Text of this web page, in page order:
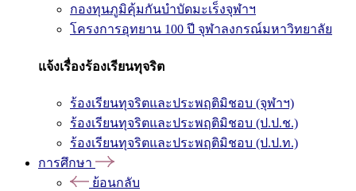
กองทุนภูมิคุ้มกันบำบัดมะเร็งจุฬาฯ
โครงการอุทยาน 100 ปี จุฬาลงกรณ์มหาวิทยาลัย
แจ้งเรื่องร้องเรียนทุจริต
ร้องเรียนทุจริตและประพฤติมิชอบ (จุฬาฯ)
ร้องเรียนทุจริตและประพฤติมิชอบ (ป.ป.ช.)
ร้องเรียนทุจริตและประพฤติมิชอบ (ป.ป.ท.)
การศึกษา
ย้อนกลับ